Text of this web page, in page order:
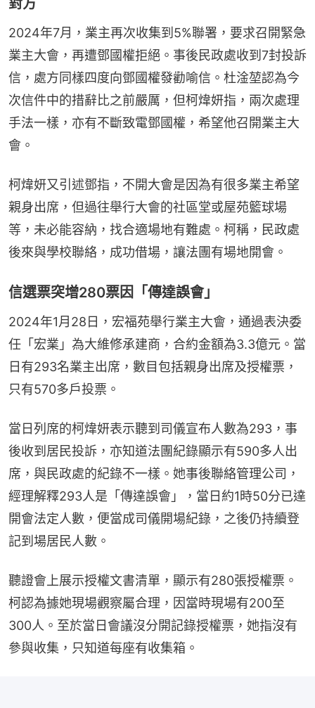
對方
2024年7月，業主再次收集到5%聯署，要求召開緊急
業主大會，再遭鄧國權拒絕。事後民政處收到7封投訴
信，處方同樣四度向鄧國權發勸喻信。杜淦堃認為今
次信件中的措辭比之前嚴厲，但柯煒妍指，兩次處理
手法一樣，亦有不斷致電鄧國權，希望他召開業主大
會。
柯煒妍又引述鄧指，不開大會是因為有很多業主希望
親身出席，但過往舉行大會的社區堂或屋苑籃球場
等，未必能容納，找合適場地有難處。柯稱，民政處
後來與學校聯絡，成功借場，讓法團有場地開會。
信選票突增280票因「傳達誤會」
2024年1月28日，宏福苑舉行業主大會，通過表決委
任「宏業」為大維修承建商，合約金額為3.3億元。當
日有293名業主出席，數目包括親身出席及授權票，
只有570多戶投票。
當日列席的柯煒妍表示聽到司儀宣布人數為293，事
後收到居民投訴，亦知道法團紀錄顯示有590多人出
席，與民政處的紀錄不一樣。她事後聯絡管理公司，
經理解釋293人是「傳達誤會」，當日約1時50分已達
開會法定人數，便當成司儀開場紀錄，之後仍持續登
記到場居民人數。
聽證會上展示授權文書清單，顯示有280張授權票。
柯認為據她現場觀察屬合理，因當時現場有200至
300人。至於當日會議沒分開記錄授權票，她指沒有
參與收集，只知道每座有收集箱。